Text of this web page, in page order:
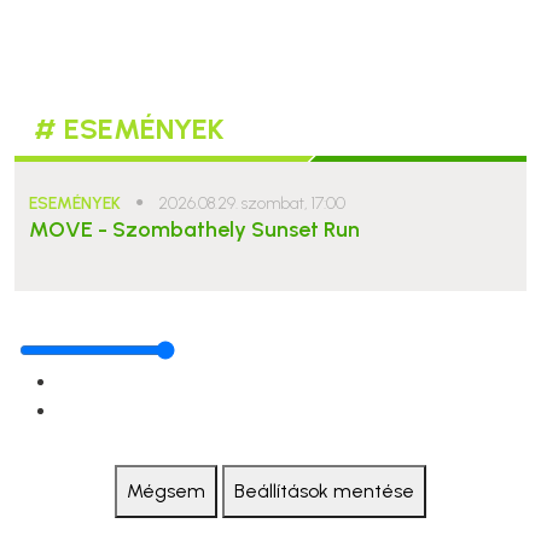
# ESEMÉNYEK
ESEMÉNYEK ● 2026.08.29. szombat, 17:00
MOVE - Szombathely Sunset Run
Mégsem Beállítások mentése